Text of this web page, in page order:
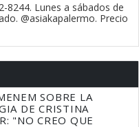
8244. Lunes a sábados de
@asiakapalermo. Precio
SOBRE LA
DE CRISTINA
"NO CREO QUE